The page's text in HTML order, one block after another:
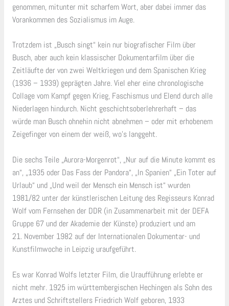
genommen, mitunter mit scharfem Wort, aber dabei immer das
Vorankommen des Sozialismus im Auge.
Trotzdem ist „Busch singt“ kein nur biografischer Film über
Busch, aber auch kein klassischer Dokumentarfilm über die
Zeitläufte der von zwei Weltkriegen und dem Spanischen Krieg
(1936 – 1939) geprägten Jahre. Viel eher eine chronologische
Collage vom Kampf gegen Krieg, Faschismus und Elend durch alle
Niederlagen hindurch. Nicht geschichtsoberlehrerhaft – das
würde man Busch ohnehin nicht abnehmen – oder mit erhobenem
Zeigefinger von einem der weiß, wo’s langgeht.
Die sechs Teile „Aurora-Morgenrot“, „Nur auf die Minute kommt es
an“, „1935 oder Das Fass der Pandora“, „In Spanien“ „Ein Toter auf
Urlaub“ und „Und weil der Mensch ein Mensch ist“ wurden
1981/82 unter der künstlerischen Leitung des Regisseurs Konrad
Wolf vom Fernsehen der DDR (in Zusammenarbeit mit der DEFA
Gruppe 67 und der Akademie der Künste) produziert und am
21. November 1982 auf der Internationalen Dokumentar- und
Kunstfilmwoche in Leipzig uraufgeführt.
Es war Konrad Wolfs letzter Film, die Uraufführung erlebte er
nicht mehr. 1925 im württembergischen Hechingen als Sohn des
Arztes und Schriftstellers Friedrich Wolf geboren, 1933